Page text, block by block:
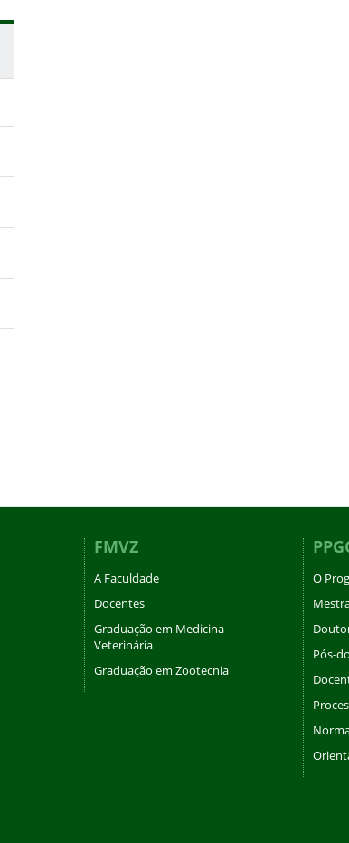
FMVZ
A Faculdade
Docentes
Graduação em Medicina
Veterinária
Graduação em Zootecnia
O
Pós-